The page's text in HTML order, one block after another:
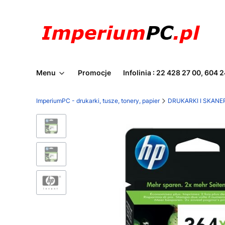
Menu Promocje Infolinia : 22 428 27 00, 604
ImperiumPC - drukarki, tusze, tonery, papier DRUKARKI I